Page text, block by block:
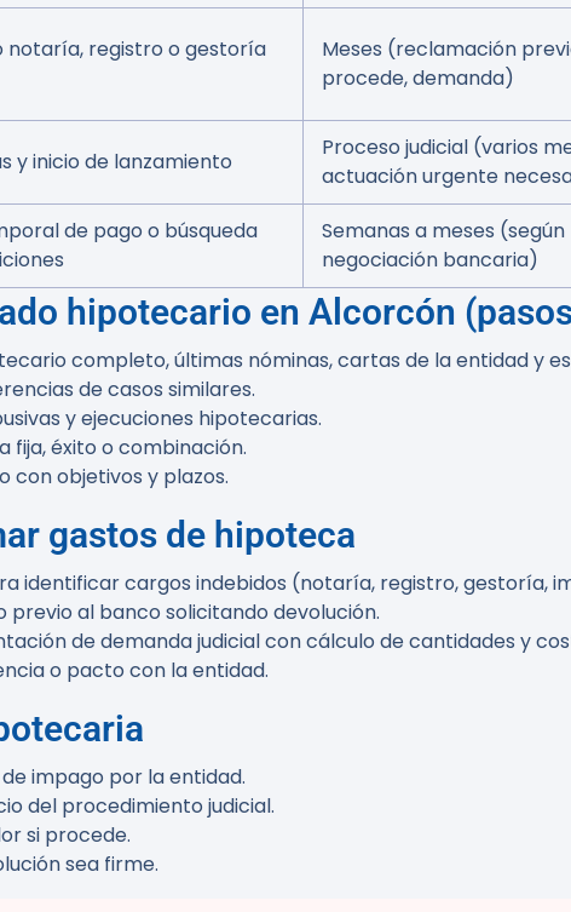
notaría, registro o gestoría
Meses (reclamación
procede, demanda)
y inicio de lanzamiento
Proceso judicial (varios
actuación urgente
de pago o búsqueda
Semanas a meses (según
negociación bancaria)
hipotecario en Alcorcón
completo, últimas nóminas, cartas de la entidad y
de casos similares.
y ejecuciones hipotecarias.
fija, éxito o combinación.
con objetivos y plazos.
gastos de hipoteca
identificar cargos indebidos (notaría, registro, gestoría,
al banco solicitando devolución.
de demanda judicial con cálculo de cantidades y
o pacto con la entidad.
impago por la entidad.
del procedimiento judicial.
si procede.
sea firme.